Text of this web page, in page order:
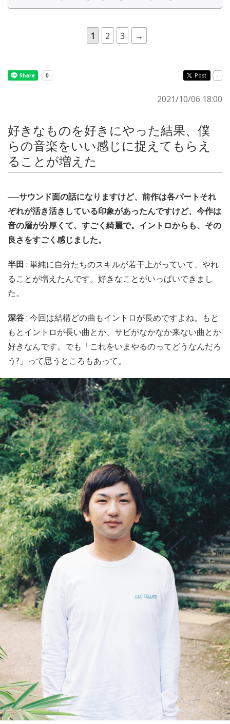
1 2 3 →
Post -
2021/10/06 18:00
好きなものを好きにやった結果、僕
らの音楽をいい感じに捉えてもらえ
ることが増えた
──サウンド面の話になりますけど、前作は各パートそれ
ぞれが活き活きしている印象があったんですけど、今作は
音の層が分厚くて、すごく綺麗で。イントロからも、その
良さをすごく感じました。
半田 : 単純に自分たちのスキルが若干上がっていて、やれ
ることが増えたんです。好きなことがいっぱいできまし
た。
深谷: 今回は結構どの曲もイントロが長めですよね。もと
もとイントロが長い曲とか、サビがなかなか来ない曲とか
好きなんです。でも「これをいまやるのってどうなんだろ
う?」って思うところもあって。